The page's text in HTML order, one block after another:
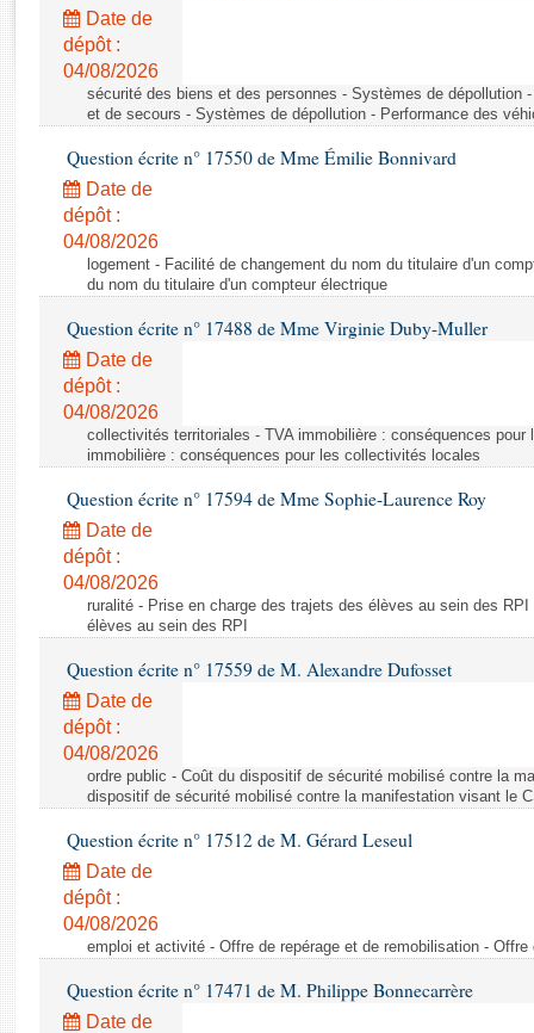
Rapports législatifs
Rapports sur l'application des lois
Baromètre de l’application des lois
Dossiers législatifs
Budget et sécurité sociale
Questions écrites et orales
Comptes rendus des débats
Date de
dépôt :
04/08/2026
sécurité des biens et des personnes - Systèmes de dépollution
et de secours - Systèmes de dépollution - Performance des
Question écrite n° 17550 de Mme Émilie Bonnivard
Date de
dépôt :
04/08/2026
logement - Facilité de changement du nom du titulaire d'un
du nom du titulaire d'un compteur électrique
Question écrite n° 17488 de Mme Virginie Duby-Muller
Date de
dépôt :
04/08/2026
collectivités territoriales - TVA immobilière : conséquences
immobilière : conséquences pour les collectivités locales
Question écrite n° 17594 de Mme Sophie-Laurence Roy
Date de
dépôt :
04/08/2026
ruralité - Prise en charge des trajets des élèves au sein des
élèves au sein des RPI
Question écrite n° 17559 de M. Alexandre Dufosset
Date de
dépôt :
04/08/2026
ordre public - Coût du dispositif de sécurité mobilisé contre la
dispositif de sécurité mobilisé contre la manifestation visant le
Question écrite n° 17512 de M. Gérard Leseul
Date de
dépôt :
04/08/2026
emploi et activité - Offre de repérage et de remobilisation -
Question écrite n° 17471 de M. Philippe Bonnecarrère
Date de